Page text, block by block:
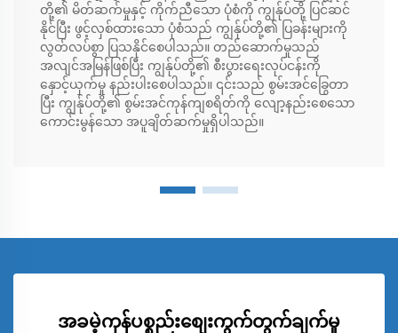
တို့၏ မိတ်ဆက်မှုနှင့် ကိုက်ညီသော ပုံစံကို ကျွန်ုပ်တို့ ပြင်ဆင်
နိုင်ပြီး ဖွင့်လှစ်ထားသော ပုံစံသည် ကျွန်ုပ်တို့၏ ပြခန်းများကို
လွတ်လပ်စွာ ပြသနိုင်စေပါသည်။ တည်ဆောက်မှုသည်
အလျင်အမြန်ဖြစ်ပြီး ကျွန်ုပ်တို့၏ စီးပွားရေးလုပ်ငန်းကို
နှောင့်ယှက်မှု နည်းပါးစေပါသည်။ ၎င်းသည် စွမ်းအင်ခြွေတာ
ပြီး ကျွန်ုပ်တို့၏ စွမ်းအင်ကုန်ကျစရိတ်ကို လျော့နည်းစေသော
ကောင်းမွန်သော အပူချိတ်ဆက်မှုရှိပါသည်။
အခမဲ့ကုန်ပစ္စည်းစျေးကွက်တွက်ချက်မှု